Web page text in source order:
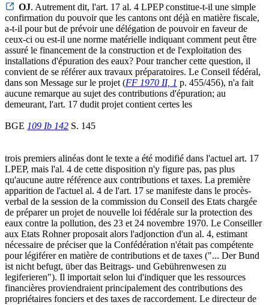
OJ. Autrement dit, l'art. 17 al. 4 LPEP constitue-t-il une simple
confirmation du pouvoir que les cantons ont déjà en matière fiscale,
a-t-il pour but de prévoir une délégation de pouvoir en faveur de
ceux-ci ou est-il une norme matérielle indiquant comment peut être
assuré le financement de la construction et de l'exploitation des
installations d'épuration des eaux? Pour trancher cette question, il
convient de se référer aux travaux préparatoires. Le Conseil fédéral,
dans son Message sur le projet (FF 1970 II, 1 p. 455/456), n'a fait
aucune remarque au sujet des contributions d'épuration; au
demeurant, l'art. 17 dudit projet contient certes les
BGE 109 Ib 142 S. 145
trois premiers alinéas dont le texte a été modifié dans l'actuel art. 17
LPEP, mais l'al. 4 de cette disposition n'y figure pas, pas plus
qu'aucune autre référence aux contributions et taxes. La première
apparition de l'actuel al. 4 de l'art. 17 se manifeste dans le procès-
verbal de la session de la commission du Conseil des Etats chargée
de préparer un projet de nouvelle loi fédérale sur la protection des
eaux contre la pollution, des 23 et 24 novembre 1970. Le Conseiller
aux Etats Rohner proposait alors l'adjonction d'un al. 4, estimant
nécessaire de préciser que la Confédération n'était pas compétente
pour légiférer en matière de contributions et de taxes ("... Der Bund
ist nicht befugt, über das Beitrags- und Gebührenwesen zu
legiferieren"). Il importait selon lui d'indiquer que les ressources
financières proviendraient principalement des contributions des
propriétaires fonciers et des taxes de raccordement. Le directeur de